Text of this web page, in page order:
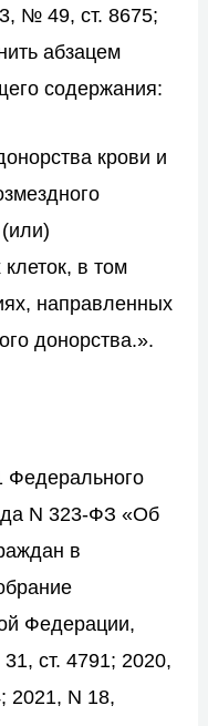
№ 49, ст. 8675;
абзацем
содержания:
крови и
в том
направленных
донорства.».
Федерального
N 323-ФЗ «Об
в
Федерации,
ст. 4791; 2020,
2021, N 18,